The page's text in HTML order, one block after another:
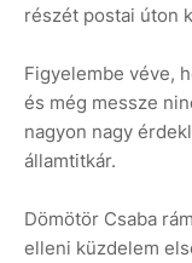
részét postai úton
Figyelembe véve,
és még messze
nagyon nagy
államtitkár.
Dömötör Csaba
elleni küzdelem